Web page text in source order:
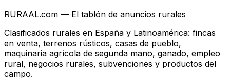
RURAAL.com — El tablón de anuncios rurales
Clasificados rurales en España y Latinoamérica: fincas
en venta, terrenos rústicos, casas de pueblo,
maquinaria agrícola de segunda mano, ganado, empleo
rural, negocios rurales, subvenciones y productos del
campo.